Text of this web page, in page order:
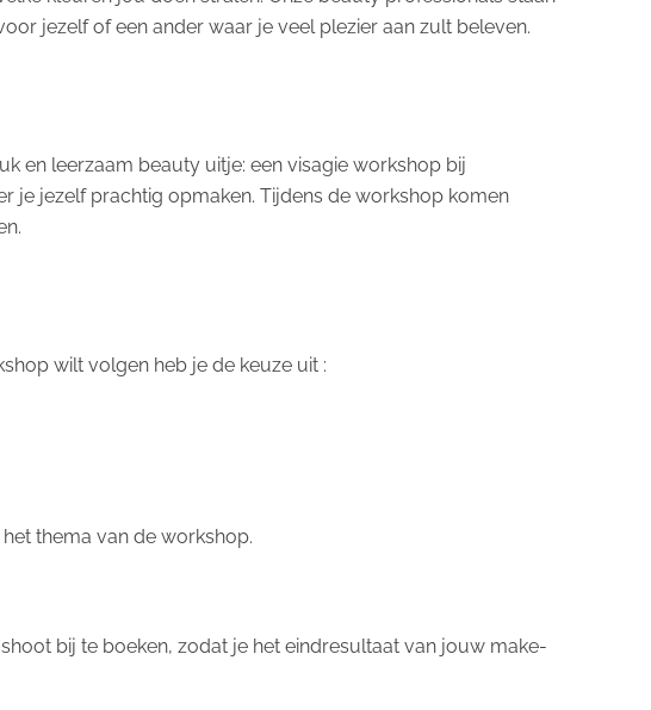
jezelf of een ander waar je veel plezier aan zult beleven.
en leerzaam beauty uitje: een visagie workshop bij
je jezelf prachtig opmaken. Tijdens de workshop komen
wilt volgen heb je de keuze uit :
thema van de workshop.
bij te boeken, zodat je het eindresultaat van jouw make-